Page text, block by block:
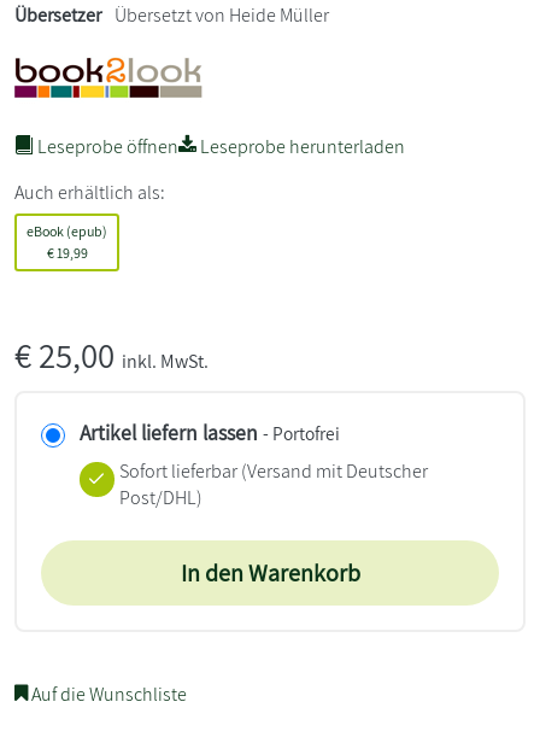
Übersetzer Übersetzt von Heide Müller
Leseprobe öffnen
Leseprobe herunterladen
Auch erhältlich als:
eBook (epub)
€19,99
€25,00 inkl. MwSt.
Artikel liefern lassen - Portofrei
Sofort lieferbar(Versand mit Deutscher
Post/DHL)
In den Warenkorb
Auf die Wunschliste